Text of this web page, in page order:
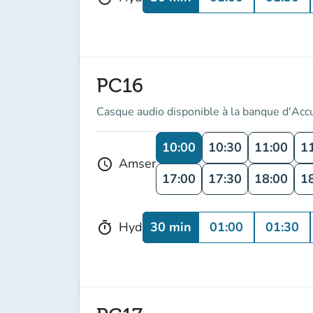
PC16
Casque audio disponible à la banque
schedule Amser
10:00 10:30 11:00
17:00
17:30 18:00
timer Hyd 30 min 01:00 01:30